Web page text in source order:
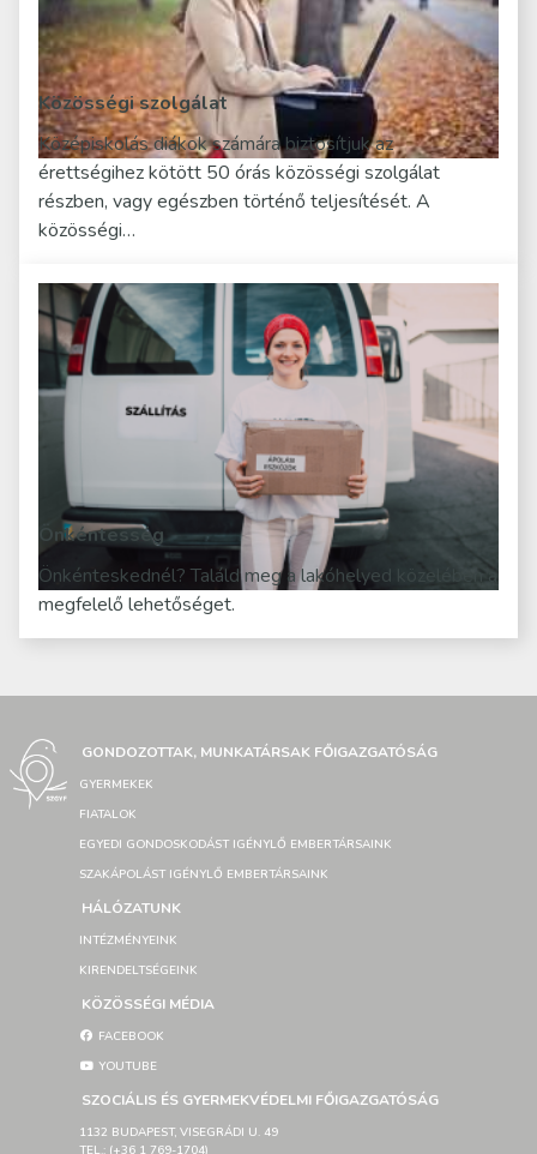
Közösségi szolgálat
Középiskolás diákok számára biztosítjuk az
érettségihez kötött 50 órás közösségi szolgálat
részben, vagy egészben történő teljesítését. A
közösségi…
Önkéntesség
Önkénteskednél? Találd meg a lakóhelyed közelében a
megfelelő lehetőséget.
GONDOZOTTAK, MUNKATÁRSAK FŐIGAZGATÓSÁG
GYERMEKEK
FIATALOK
EGYEDI GONDOSKODÁST IGÉNYLŐ EMBERTÁRSAINK
SZAKÁPOLÁST IGÉNYLŐ EMBERTÁRSAINK
HÁLÓZATUNK
INTÉZMÉNYEINK
KIRENDELTSÉGEINK
KÖZÖSSÉGI MÉDIA
FACEBOOK
YOUTUBE
SZOCIÁLIS ÉS GYERMEKVÉDELMI FŐIGAZGATÓSÁG
1132 BUDAPEST, VISEGRÁDI U. 49